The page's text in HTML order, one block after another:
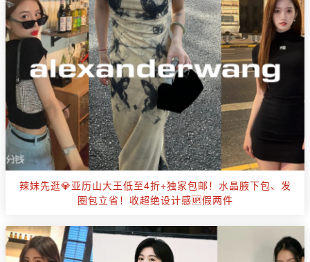
辣妹先逛💎亚历山大王低至4折+独家包邮！水晶腋下包、发
圈包立省！收超绝设计感🆙假两件